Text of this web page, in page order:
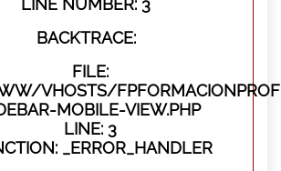
LINE NUMBER: 3
BACKTRACE:
FILE:
VHOSTS/
MOBILE-VIEW.PHP
LINE: 3
_ERROR_HANDLER